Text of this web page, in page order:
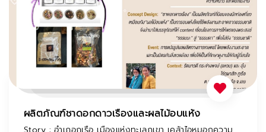
ผลิตภัณฑ์ชาดอกดาวเรืองและผลไม้อบแห้ง